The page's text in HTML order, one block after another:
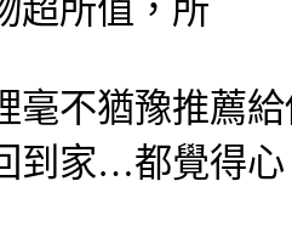
超所值，所
毫不猶豫推薦
到家…都覺得心